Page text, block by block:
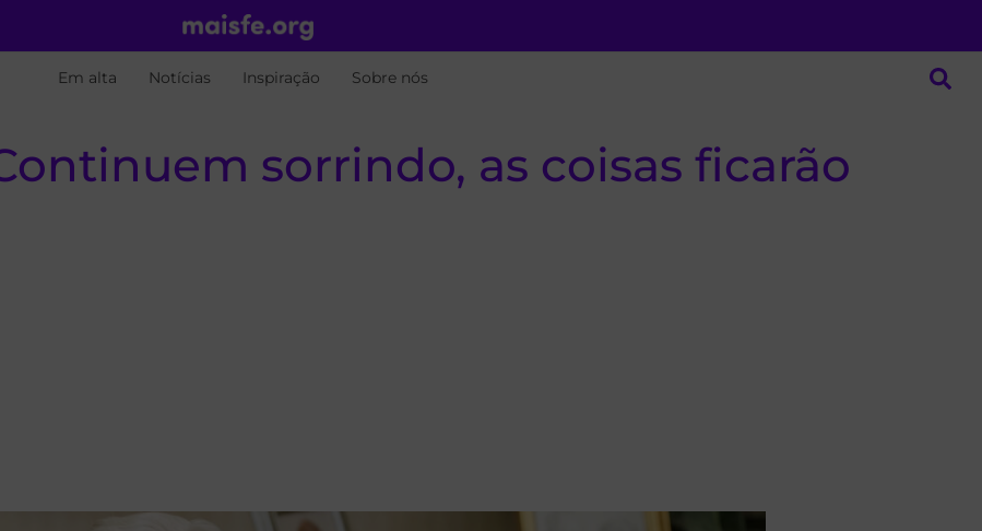
Em alta Notícias Inspiração Sobre nós
sorrindo, as coisas ficarão